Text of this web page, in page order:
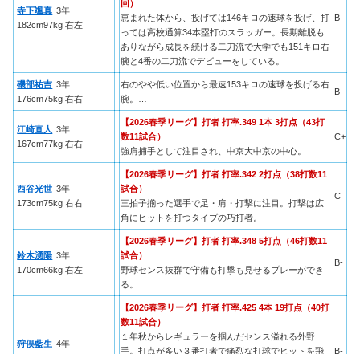
寺下颯真 3年
182cm97kg 右左
回）
恵まれた体から、投げては146キロの速球を投げ、打
っては高校通算34本塁打のスラッガー。長期離脱も
ありながら成長を続ける二刀流で大学でも151キロ右
腕と4番の二刀流でデビューをしている。
B-
磯部祐吉 3年
176cm75kg 右右
右のやや低い位置から最速153キロの速球を投げる右
腕。…
B
江崎直人 3年
167cm77kg 右右
【2026春季リーグ】打者 打率.349 1本 3打点（43打
数11試合）
強肩捕手として注目され、中京大中京の中心。
C+
西谷光世 3年
173cm75kg 右右
【2026春季リーグ】打者 打率.342 2打点（38打数11
試合）
三拍子揃った選手で足・肩・打撃に注目。打撃は広
角にヒットを打つタイプの巧打者。
C
鈴木湧陽 3年
170cm66kg 右左
【2026春季リーグ】打者 打率.348 5打点（46打数11
試合）
野球センス抜群で守備も打撃も見せるプレーができ
る。…
B-
狩俣藍生 4年
【2026春季リーグ】打者 打率.425 4本 19打点（40打
数11試合）
１年秋からレギュラーを掴んだセンス溢れる外野
手。打点が多い３番打者で痛烈な打球でヒットを飛
B-